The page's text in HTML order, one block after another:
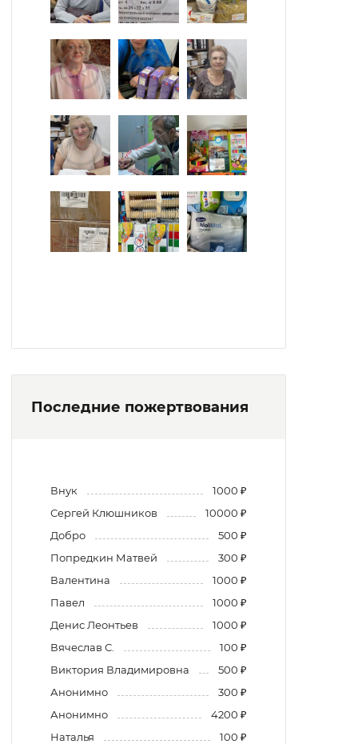
Последние пожертвования
Внук
1000 ₽
Сергей Клюшников
10000 ₽
Добро
500 ₽
Попредкин Матвей
300 ₽
Валентина
1000 ₽
Павел
1000 ₽
Денис Леонтьев
1000 ₽
Вячеслав С.
100 ₽
Виктория Владимировна
500 ₽
Анонимно
300 ₽
Анонимно
4200 ₽
Наталья
100 ₽